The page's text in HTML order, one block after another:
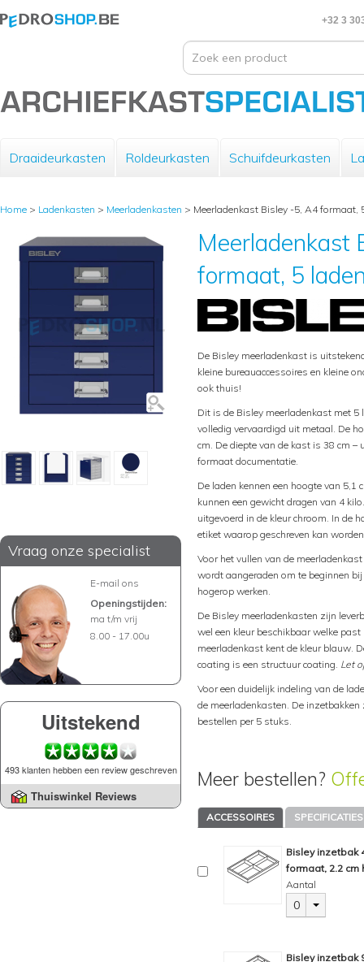
+32 3
Draaideurkasten Roldeurkasten Schuifdeurkasten
Home > Ladenkasten > Meerladenkasten > Meerladenkast Bisley -5, A4 formaat,
Vraag onze specialist
E-mail ons
Openingstijden:
ma t/m vrij
8.00 - 17.00u
Uitstekend
493 klanten hebben een review geschreven
Thuiswinkel Reviews
Meerladenkast
formaat, 5
De Bisley meerladenkast is
kleine bureauaccessoires en kleine
ook thuis!
Dit is de Bisley meerladenkast met
volledig vervaardigd uit metaal. De
cm. De diepte van de kast is 38 cm
formaat documentatie.
De laden kennen een hoogte van
kunnen een gewicht dragen van 4
uitgevoerd in de kleur chroom. In de
etiket waarop geschreven kan
Voor het vullen van de
wordt aangeraden om te beginnen
hogerop werken.
De Bisley meerladenkasten zijn
wel een kleur beschikbaar welke
meerladenkast kent de kleur blauw.
coating is een structuur coating. Let
Voor een duidelijk indeling van de
de meerladenkasten. De
bestellen per 5 stuks.
Meer bestellen?
ACCESSOIRES SPECIFICATIES
Bisley inzetbak
formaat, 2.2 cm
Aantal
0
Bisley inzetbak